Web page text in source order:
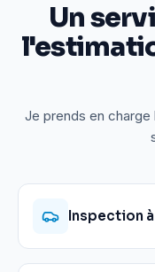
Un
Je prends en
Inspection